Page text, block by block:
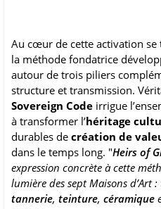
Au cœur de cette activation se
la méthode fondatrice
autour de trois piliers
structure et transmission.
Sovereign Code irrigue
à transformer l’héritage
durables de création de
dans le temps long. "Heirs of
expression concrète à cette
lumière des sept Maisons d’Art :
tannerie, teinture, céramique